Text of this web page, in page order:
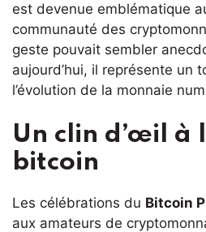
est devenue emblématique
communauté des
geste pouvait sembler
aujourd’hui, il représente un
l’évolution de la monnaie
Un clin d’œil à
bitcoin
Les célébrations du Bitcoin
aux amateurs de